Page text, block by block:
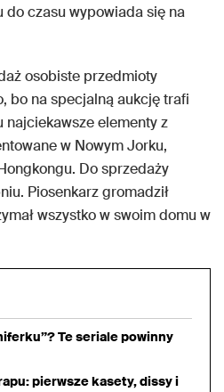
do czasu wypowiada się na
osobiste przedmioty
bo na specjalną aukcję trafi
najciekawsze elementy z
w Nowym Jorku,
Do sprzedaży
Piosenkarz gromadził
wszystko w swoim domu w
Te seriale powinny
pierwsze kasety, dissy i